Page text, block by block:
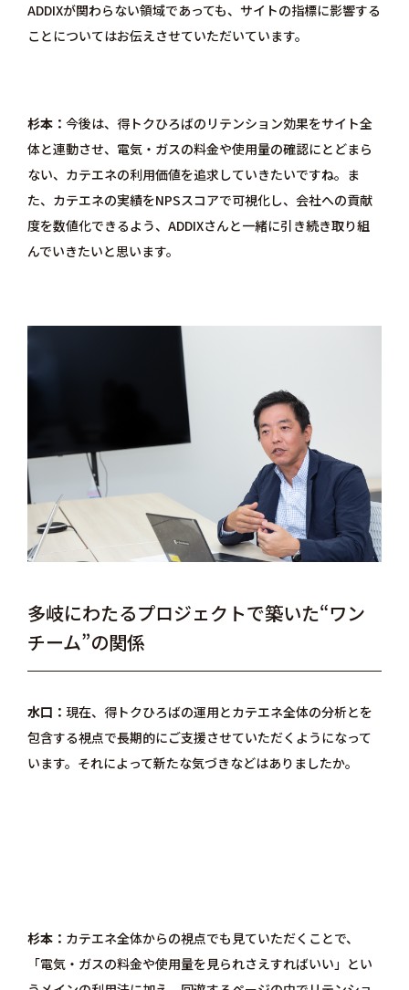
ADDIXが関わらない領域であっても、サイトの指標に影響する
ことについてはお伝えさせていただいています。
杉本
今後は、得トクひろばのリテンション効果をサイト全
体と連動させ、電気・ガスの料金や使用量の確認にとどまら
ない、カテエネの利用価値を追求していきたいですね。ま
た、カテエネの実績をNPSスコアで可視化し、会社への貢献
度を数値化できるよう、ADDIXさんと一緒に引き続き取り組
んでいきたいと思います。
多岐にわたるプロジェクトで築いた“ワン
チーム”の関係
水口
現在、得トクひろばの運用とカテエネ全体の分析とを
包含する視点で長期的にご支援させていただくようになって
います。それによって新たな気づきなどはありましたか。
杉本
カテエネ全体からの視点でも見ていただくことで、
「電気・ガスの料金や使用量を見られさえすればいい」とい